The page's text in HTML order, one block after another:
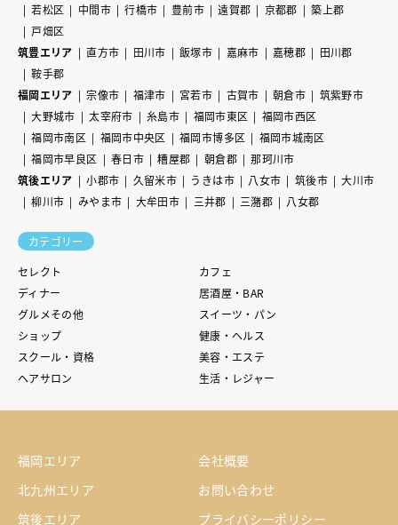
若松区
中間市 行橋市 豊前市 遠賀郡 京都郡
築上郡
戸畑区
筑豊エリア
直方市 田川市 飯塚市 嘉麻市 嘉穂郡
田川郡
鞍手郡
福岡エリア
宗像市 福津市 宮若市 古賀市 朝倉市
筑紫野市
大野城市
太宰府市 糸島市 福岡市東区
福岡市西区
福岡市南区
福岡市中央区 福岡市博多区
福岡市城南区
福岡市早良区
春日市 糟屋郡 朝倉郡
那珂川市
筑後エリア
小郡市 久留米市 うきは市 八女市 筑後市
大川市
柳川市
みやま市 大牟田市 三井郡 三潴郡 八女郡
カテゴリー
セレクト
カフェ
ディナー
居酒屋・BAR
グルメその他
スイーツ・パン
ショップ
健康・ヘルス
スクール・資格
美容・エステ
ヘアサロン
生活・レジャー
福岡エリア
北九州エリア
筑後エリア
会社概要
お問い合わせ
プライバシーポリシー